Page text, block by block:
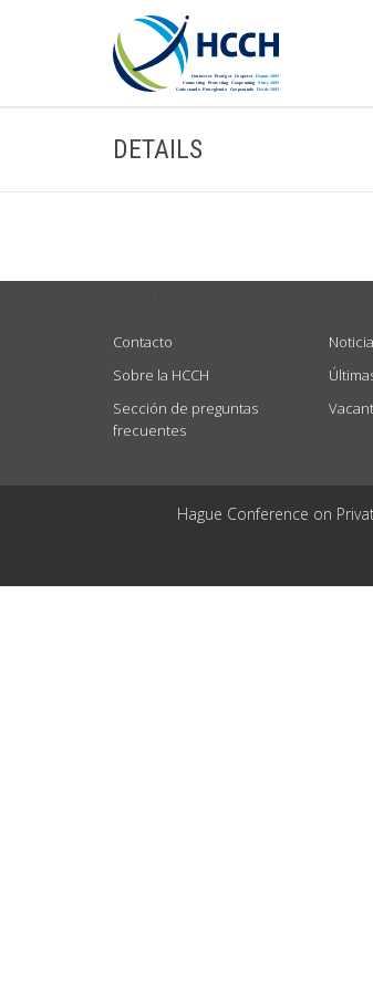
DETAILS
Contacto
Sobre la HCCH
Sección de preguntas
frecuentes
Hague Conference on